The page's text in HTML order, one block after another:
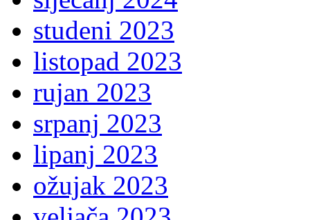
studeni 2023
listopad 2023
rujan 2023
srpanj 2023
lipanj 2023
ožujak 2023